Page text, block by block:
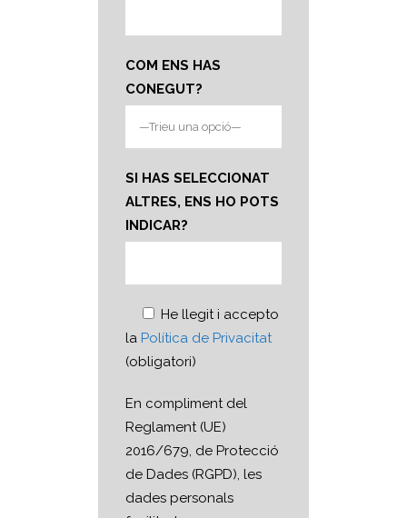
COM ENS HAS
CONEGUT?
SI HAS SELECCIONAT
ALTRES, ENS HO POTS
INDICAR?
He llegit i accepto
la Política de Privacitat
(obligatori)
En compliment del
Reglament (UE)
2016/679, de Protecció
de Dades (RGPD), les
dades personals